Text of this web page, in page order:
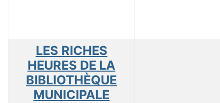
LES RICHES
HEURES DE LA
BIBLIOTHÈQUE
MUNICIPALE